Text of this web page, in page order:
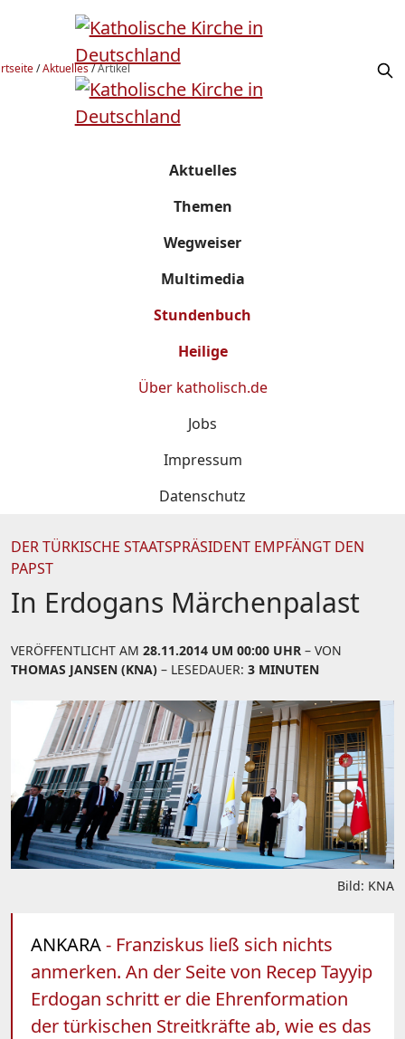
/Aktuelles/Artikel
Aktuelles
Themen
Wegweiser
Multimedia
Stundenbuch
Heilige
Über katholisch.de
Jobs
Impressum
Datenschutz
DER TÜRKISCHE STAATSPRÄSIDENT EMPFÄNGT DEN
PAPST
In Erdogans Märchenpalast
VERÖFFENTLICHT AM 28.11.2014 UM 00:00 UHR – VON
THOMAS JANSEN (KNA) – LESEDAUER: 3 MINUTEN
Bild: KNA
ANKARA- Franziskus ließ sich nichts
anmerken. An der Seite von Recep Tayyip
Erdogan schritt er die Ehrenformation
der türkischen Streitkräfte ab, wie es das